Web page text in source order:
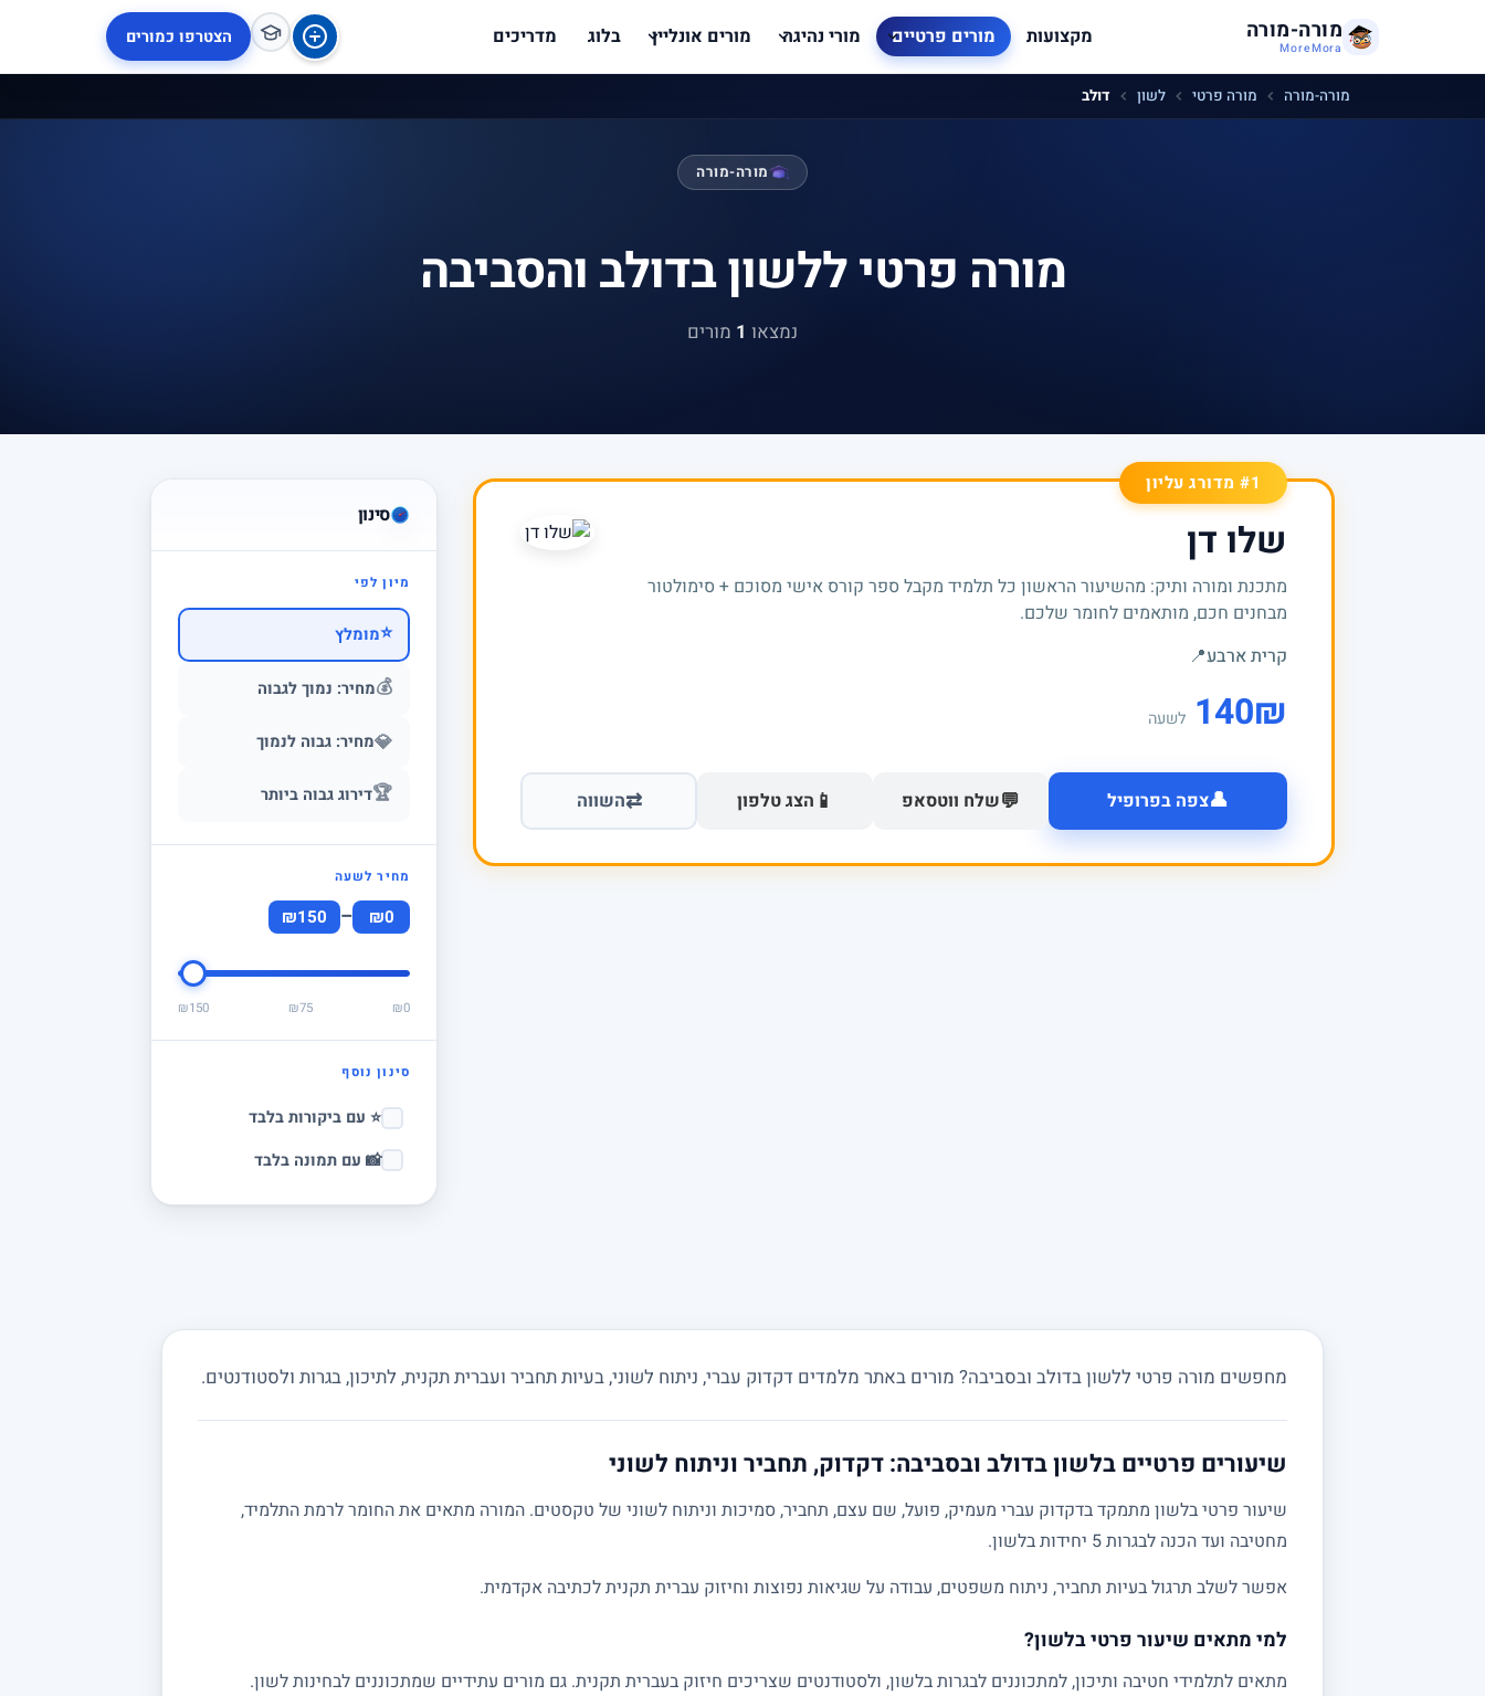
מורה-מורה
MoreMora מקצועות מורים פרטיים מורי נהיגה מורים אונליין בלוג מדריכים הצטרפו כמורים
מורה-מורה מורה פרטי לשון דולב
מורה-מורה
מורה פרטי ללשון בדולב והסביבה
נמצאו 1 מורים
סינון
מיון לפי
⭐מומלץ
💰מחיר: נמוך לגבוה
💎מחיר: גבוה לנמוך
🏆דירוג גבוה ביותר
מחיר לשעה
₪0
–
₪150
₪0
₪75
₪150
סינון נוסף
⭐ עם ביקורות בלבד
📸 עם תמונה בלבד
#1 מדורג עליון
שלו דן
מתכנת ומורה ותיק: מהשיעור הראשון כל תלמיד מקבל ספר קורס אישי מסוכם + סימולטור
מבחנים חכם, מותאמים לחומר שלכם.
קרית ארבע📍
₪
140 לשעה
👤צפה בפרופיל 💬שלח ווטסאפ 📱 הצג טלפון ⇄השווה
מחפשים מורה פרטי ללשון בדולב ובסביבה? מורים באתר מלמדים דקדוק עברי, ניתוח לשוני, בעיות תחביר ועברית תקנית, לתיכון, בגרות ולסטודנטים.
שיעורים פרטיים בלשון בדולב ובסביבה: דקדוק, תחביר וניתוח לשוני
שיעור פרטי בלשון מתמקד בדקדוק עברי מעמיק, פועל, שם עצם, תחביר, סמיכות וניתוח לשוני של טקסטים. המורה מתאים את החומר לרמת התלמיד,
מחטיבה ועד הכנה לבגרות 5 יחידות בלשון.
אפשר לשלב תרגול בעיות תחביר, ניתוח משפטים, עבודה על שגיאות נפוצות וחיזוק עברית תקנית לכתיבה אקדמית.
למי מתאים שיעור פרטי בלשון?
מתאים לתלמידי חטיבה ותיכון, למתכוננים לבגרות בלשון, ולסטודנטים שצריכים חיזוק בעברית תקנית. גם מורים עתידיים שמתכוננים לבחינות לשון.